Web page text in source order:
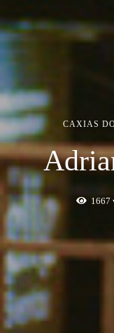
CAXIAS
1667